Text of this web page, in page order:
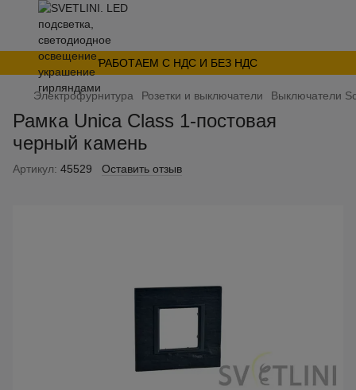
РАБОТАЕМ С НДС И БЕЗ НДС
Электрофурнитура Розетки и выключатели Выключатели
Рамка Unica Class 1-постовая
черный камень
Артикул: 45529 Оставить отзыв